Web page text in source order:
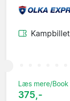
Læs mere/Book
375,-